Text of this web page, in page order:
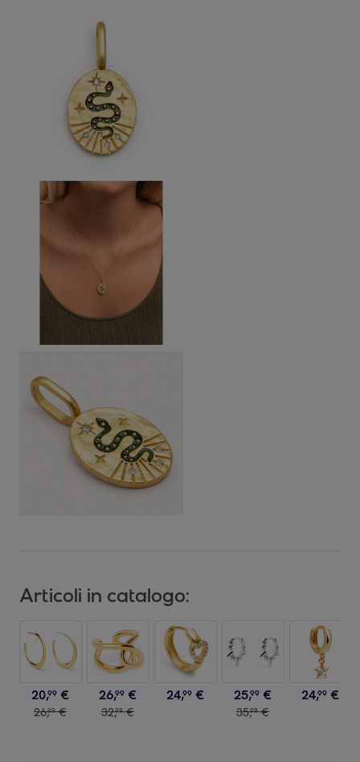
Articoli in catalogo:
20,99 €
26,99 €
26,99 €
32,99 €
24,99 € 25,99 €
35,99 €
24,99 €